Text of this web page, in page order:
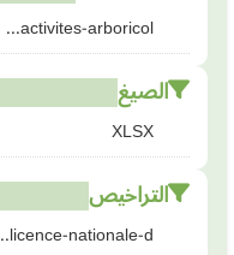
activites-arboricol...
الصيغ
XLSX
التراخيص
licence-nationale-d...